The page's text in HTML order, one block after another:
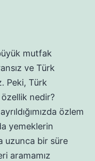
mutfak
ve Türk
Peki, Türk
özellik nedir?
özlem
yemeklerin
uzunca bir süre
aramamız